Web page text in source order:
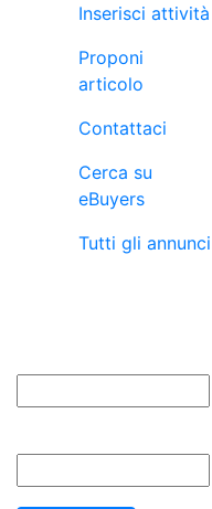
Inserisci attività
Proponi
articolo
Contattaci
Cerca su
eBuyers
Tutti gli annunci